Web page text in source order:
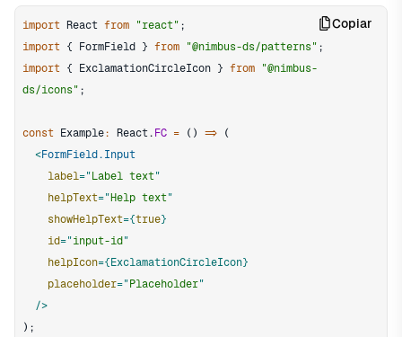
import React from "react" ;
import { FormField } from "@nimbus-ds/patterns" ;
import { ExclamationCircleIcon } from
"@nimbus-
ds/icons" ;
const Example: React. FC = ( ) =>
(
<FormField.Input
label=" Label text"
helpText="Help text"
showHelpText={true}
id="input-id "
helpIcon={ ExclamationCircleIcon}
placeholder=" Placeholder"
/>
) ;
Copiar